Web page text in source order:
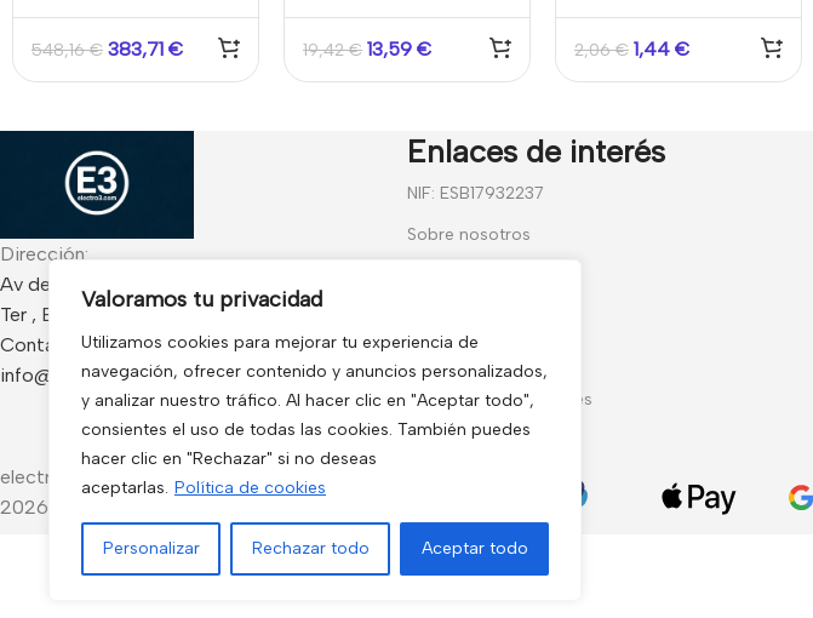
Valoramos tu privacidad
Utilizamos cookies para mejorar tu experiencia de
navegación, ofrecer contenido y anuncios personalizados,
y analizar nuestro tráfico. Al hacer clic en "Aceptar todo",
consientes el uso de todas las cookies. También puedes
hacer clic en "Rechazar" si no deseas
aceptarlas. Política de cookies
Personalizar Rechazar todo Aceptar todo
expansión de lazo, 2
lazos 500 mA por lazo
548,16€ 383,71 €
pulsador, metal Kidde
(Paquete de 10
19,42€ 13,59 €
Kidde/Aritech
2,06€ 1,44 €
Dirección:
Av de Francia 234 Local - CP 17840 Sarria de
Ter , España
Contacto:
info@electro3.com
Enlaces de interés
NIF: ESB17932237
Sobre nosotros
Condiciones Generales
Política de Cookies
electro3 ©
2026.